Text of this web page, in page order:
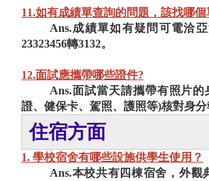
11.如有成績單查詢的問題，該找哪個
Ans.成績單如有疑問可電洽
23323456轉3132。
12.面試應攜帶哪些證件?
Ans.面試當天請攜帶有照片
證、健保卡、駕照、護照等)核對身分
住宿方面
1. 學校宿舍有哪些設施供學生使用？
Ans.本校共有四棟宿舍，外觀